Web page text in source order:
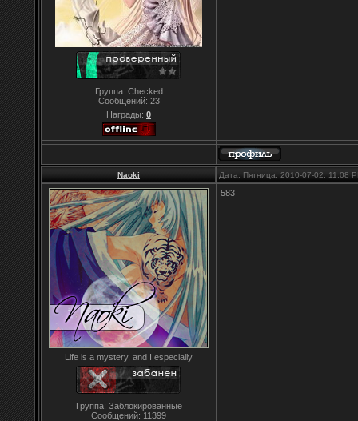
Группа: Checked
Сообщений: 23
Награды: 0
Naoki Дата: Пятница, 2010-07-02, 11:08
Life is a mystery, and I especially
Группа: Заблокированные
Сообщений: 11399
583